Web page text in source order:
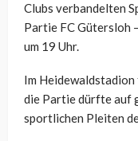
Clubs verbandelten
Partie FC Gütersloh
um 19 Uhr.
Im
die Partie dürfte auf
sportlichen Pleiten